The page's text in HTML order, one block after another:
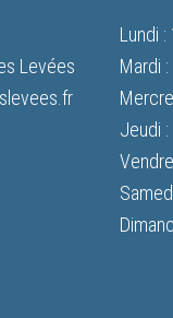
Levées
Lundi
Mardi
Jeudi